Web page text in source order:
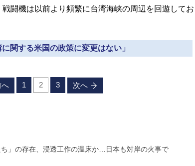
闘機は以前より頻繁に台湾海峡の周辺を回遊してお
関する米国の政策に変更はない」
へ 1 2 3 次へ
」の存在、浸透工作の温床か…日本も対岸の火事で